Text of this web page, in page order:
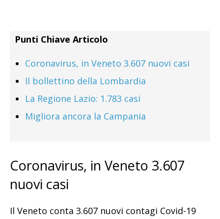
Punti Chiave Articolo
Coronavirus, in Veneto 3.607 nuovi casi
Il bollettino della Lombardia
La Regione Lazio: 1.783 casi
Migliora ancora la Campania
Coronavirus, in Veneto 3.607
nuovi casi
Il Veneto conta 3.607 nuovi contagi Covid-19